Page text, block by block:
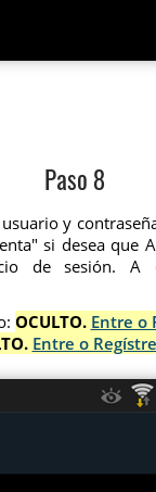
Paso 8
y
si desea que
de sesión. A
OCULTO. Entre o
Entre o